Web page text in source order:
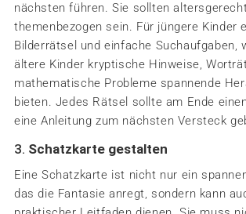
nächsten führen. Sie sollten
themenbezogen sein. Für jüngere Kinder
Bilderrätsel und einfache Suchaufgaben,
ältere Kinder kryptische Hinweise,
mathematische Probleme spannende
bieten. Jedes Rätsel sollte am Ende
eine Anleitung zum nächsten Versteck
3. Schatzkarte gestalten
Eine Schatzkarte ist nicht nur ein
das die Fantasie anregt, sondern kann